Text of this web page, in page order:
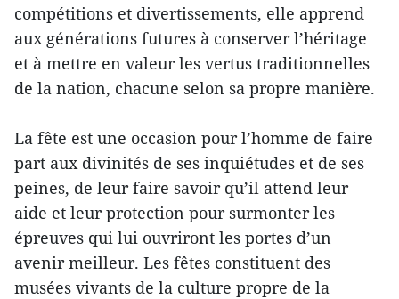
compétitions et divertissements, elle apprend
aux générations futures à conserver l’héritage
et à mettre en valeur les vertus traditionnelles
de la nation, chacune selon sa propre manière.
La fête est une occasion pour l’homme de faire
part aux divinités de ses inquiétudes et de ses
peines, de leur faire savoir qu’il attend leur
aide et leur protection pour surmonter les
épreuves qui lui ouvriront les portes d’un
avenir meilleur. Les fêtes constituent des
musées vivants de la culture propre de la